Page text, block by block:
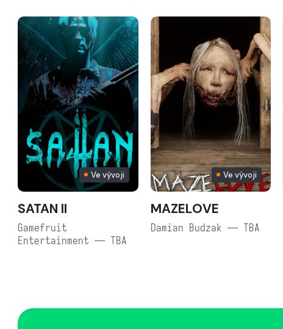
Ve vývoji
SATAN II
Gamefruit
Entertainment — TBA
Ve vývoji
MAZELOVE
Damian Budzak — TBA